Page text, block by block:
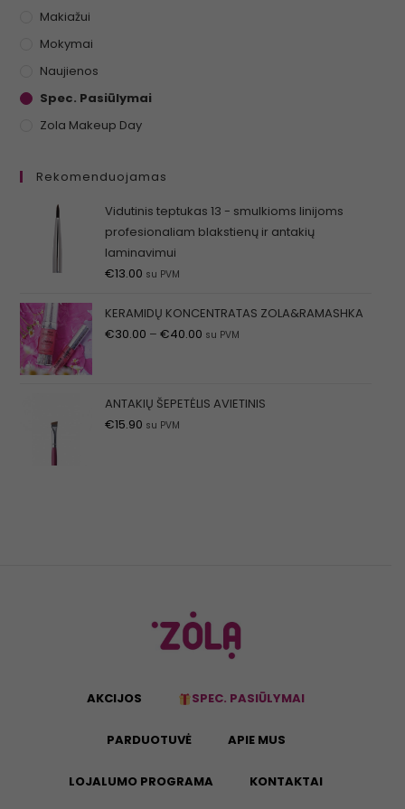
Makiažui
Mokymai
Naujienos
Spec. Pasiūlymai
Zola Makeup Day
Rekomenduojamas
Vidutinis teptukas 13 - smulkioms linijoms
profesionaliam blakstienų ir antakių
laminavimui
€13.00 su PVM
KERAMIDŲ KONCENTRATAS ZOLA&RAMASHKA
€30.00 – €40.00 su PVM
ANTAKIŲ ŠEPETĖLIS AVIETINIS
€15.90 su PVM
AKCIJOS SPEC. PASIŪLYMAI
PARDUOTUVĖ APIE MUS
LOJALUMO PROGRAMA KONTAKTAI